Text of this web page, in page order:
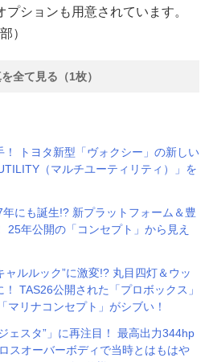
ションも用意されています。
）
全て見る（1枚）
！ トヨタ新型「ヴォクシー」の新しい
（マルチユーティリティ）」を
年にも誕生!? 新プラットフォーム＆豊
25年公開の「コンセプト」から見え
ャルルック”に激変!? 丸目四灯＆ウッ
TAS26公開された「プロボックス」
マリナコンセプト」がシブい！
ェスタ”」に再注目！ 最高出力344hp
スオーバーボディで当時とはもはや